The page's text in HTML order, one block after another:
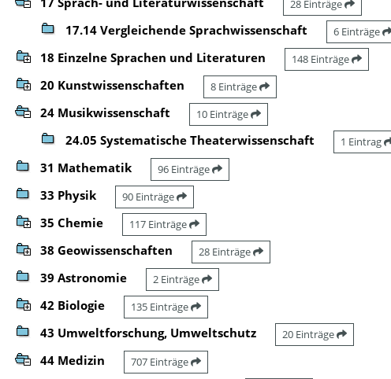
28 Einträge
17.14 Vergleichende Sprachwissenschaft 6 Einträge
18 Einzelne Sprachen und Literaturen 148 Einträge
20 Kunstwissenschaften 8 Einträge
24 Musikwissenschaft 10 Einträge
24.05 Systematische Theaterwissenschaft 1 Eintrag
31 Mathematik 96 Einträge
33 Physik 90 Einträge
35 Chemie 117 Einträge
38 Geowissenschaften 28 Einträge
39 Astronomie 2 Einträge
42 Biologie 135 Einträge
43 Umweltforschung, Umweltschutz 20 Einträge
44 Medizin 707 Einträge